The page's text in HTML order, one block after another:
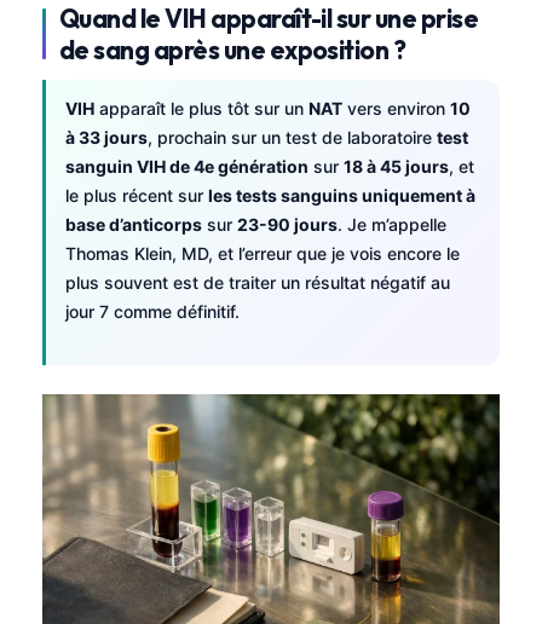
Quand le VIH apparaît-il sur une prise
de sang après une exposition ?
VIH apparaît le plus tôt sur un NAT vers environ 10
à 33 jours, prochain sur un test de laboratoire test
sanguin VIH de 4e génération sur 18 à 45 jours, et
le plus récent sur les tests sanguins uniquement à
base d’anticorps sur 23-90 jours. Je m’appelle
Thomas Klein, MD, et l’erreur que je vois encore le
plus souvent est de traiter un résultat négatif au
jour 7 comme définitif.